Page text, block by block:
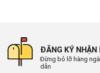
ĐĂNG KÝ NHẬN
Đừng bỏ lỡ hàng
dẫn